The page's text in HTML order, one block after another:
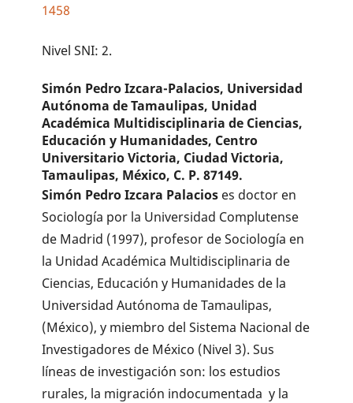
1458
Nivel SNI: 2.
Simón Pedro Izcara-Palacios, Universidad
Autónoma de Tamaulipas, Unidad
Académica Multidisciplinaria de Ciencias,
Educación y Humanidades, Centro
Universitario Victoria, Ciudad Victoria,
Tamaulipas, México, C. P. 87149.
Simón Pedro Izcara Palacios es doctor en
Sociología por la Universidad Complutense
de Madrid (1997), profesor de Sociología en
la Unidad Académica Multidisciplinaria de
Ciencias, Educación y Humanidades de la
Universidad Autónoma de Tamaulipas,
(México), y miembro del Sistema Nacional de
Investigadores de México (Nivel 3). Sus
líneas de investigación son: los estudios
rurales, la migración indocumentada y la